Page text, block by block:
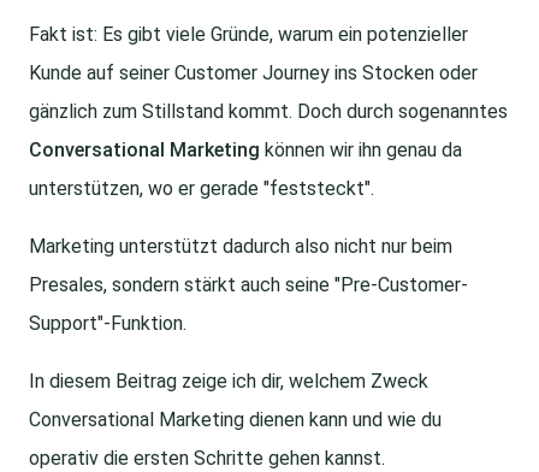
Fakt ist: Es gibt viele Gründe, warum ein potenzieller
Kunde auf seiner Customer Journey ins Stocken oder
gänzlich zum Stillstand kommt. Doch durch sogenanntes
Conversational Marketing können wir ihn genau da
unterstützen, wo er gerade "feststeckt".
Marketing unterstützt dadurch also nicht nur beim
Presales, sondern stärkt auch seine "Pre-Customer-
Support"-Funktion.
In diesem Beitrag zeige ich dir, welchem Zweck
Conversational Marketing dienen kann und wie du
operativ die ersten Schritte gehen kannst.